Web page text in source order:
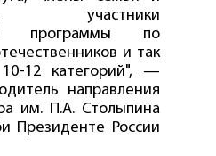
участники
программы по
и так
12 категорий", —
направления
им. П.А. Столыпина
Президенте России